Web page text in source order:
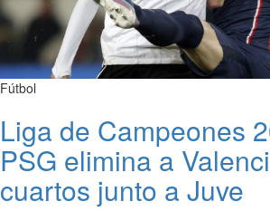
Fútbol
Liga de Campeones
PSG elimina a
cuartos junto a Juve